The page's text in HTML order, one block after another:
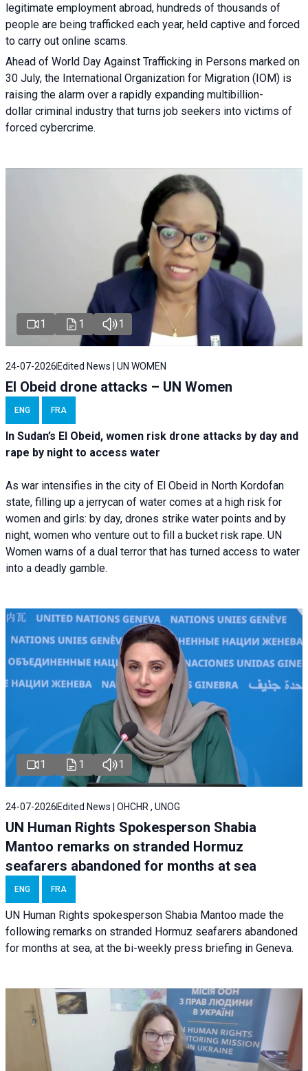
legitimate employment abroad, hundreds of thousands of
people are being trafficked each year, held captive and forced
to carry out online scams.
Ahead of World Day Against Trafficking in Persons marked on
30 July, the International Organization for Migration (IOM) is
raising the alarm over a rapidly expanding multibillion-
dollar criminal industry that turns job seekers into victims of
forced cybercrime.
1 1 1
24-07-2026 Edited News | UN WOMEN
El Obeid drone attacks – UN Women
ENG FRA
In Sudan’s El Obeid, women risk drone attacks by day and
rape by night to access water
As war intensifies in the city of El Obeid in North Kordofan
state, filling up a jerrycan of water comes at a high risk for
women and girls: by day, drones strike water points and by
night, women who venture out to fill a bucket risk rape. UN
Women warns of a dual terror that has turned access to water
into a deadly gamble.
1 1 1
24-07-2026 Edited News | OHCHR , UNOG
UN Human Rights Spokesperson Shabia
Mantoo remarks on stranded Hormuz
seafarers abandoned for months at sea
ENG FRA
UN Human Rights spokesperson Shabia Mantoo made the
following remarks on stranded Hormuz seafarers abandoned
for months at sea, at the bi-weekly press briefing in Geneva.